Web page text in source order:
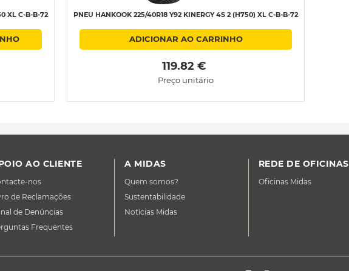
XL C-B-B-72 PNEU HANKOOK 225/40R18 Y92 KINERGY 4S 2 (H750) XL C-B-B-72
ADICIONAR AO CARRINHO
119.82 €
Preço unitário
AO CLIENTE
nos
de Reclamações
de Denúncias
Frequentes
A MIDAS
Quem somos?
Sustentabilidade
Notícias Midas
REDE DE OFICINAS
Oficinas Midas